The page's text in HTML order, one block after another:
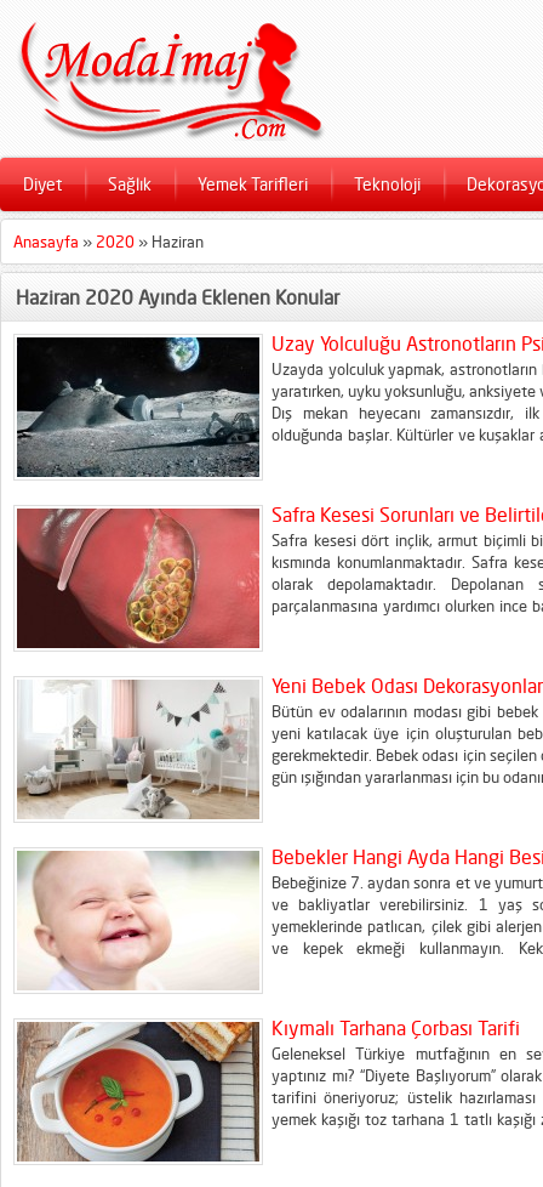
Diyet Sağlık Yemek Tarifleri Teknoloji
Anasayfa » 2020 » Haziran
Haziran 2020 Ayında Eklenen Konular
Uzay Yolculuğu Astronotların
Uzayda yolculuk yapmak,
yaratırken, uyku yoksunluğu,
Dış mekan heyecanı zamansızdır,
olduğunda başlar. Kültürler ve kuşaklar
Safra Kesesi Sorunları ve
Safra kesesi dört inçlik, armut biçimli
kısmında konumlanmaktadır. Safra
olarak depolamaktadır. Depolanan
parçalanmasına yardımcı olurken
Yeni Bebek Odası
Bütün ev odalarının modası gibi
yeni katılacak üye için oluşturulan
gerekmektedir. Bebek odası için seçilen
gün ışığından yararlanması için bu
Bebekler Hangi Ayda Hangi
Bebeğinize 7. aydan sonra et ve
ve bakliyatlar verebilirsiniz. 1 yaş
yemeklerinde patlıcan, çilek gibi
ve kepek ekmeği kullanmayın.
Kıymalı Tarhana Çorbası Tarifi
Geleneksel Türkiye mutfağının en
yaptınız mı? “Diyete Başlıyorum”
tarifini öneriyoruz; üstelik
yemek kaşığı toz tarhana 1 tatlı